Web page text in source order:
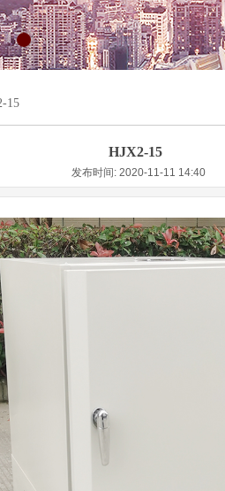
15
HJX2-15
发布时间: 2020-11-11 14:40